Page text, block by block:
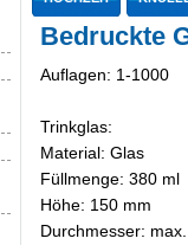
Bedruckte
Auflagen: 1-1000
Trinkglas:
Material: Glas
Füllmenge: 380 ml
Höhe: 150 mm
Durchmesser: